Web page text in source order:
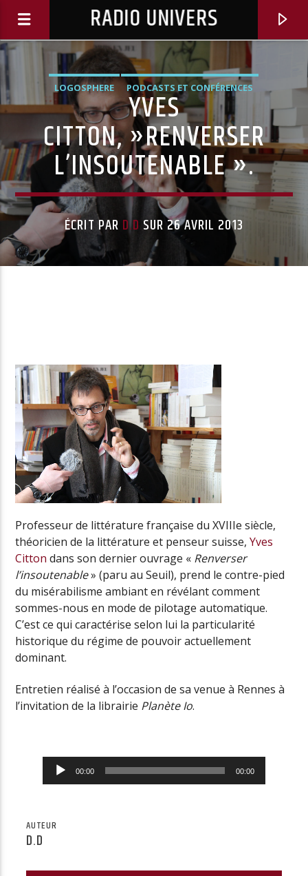
RADIO UNIVERS
Titre diffusé :
Radio Univers
LOGOSPHERE PODCASTS ET CONFÉRENCES
YVES
CITTON, »RENVERSER
L’INSOUTENABLE ».
ÉCRIT PAR D.D SUR 26 AVRIL 2013
Professeur de littérature française du XVIIIe siècle,
théoricien de la littérature et penseur suisse,Yves
Citton dans son dernier ouvrage « Renverser
l’insoutenable» (paru au Seuil), prend le contre-pied
du misérabilisme ambiant en révélant comment
sommes-nous en mode de pilotage automatique.
C’est ce qui caractérise selon lui la particularité
historique du régime de pouvoir actuellement
dominant.
Entretien réalisé à l’occasion de sa venue à Rennes à
l’invitation de la librairie Planète Io.
Lecteur
audio
00:00 00:00
AUTEUR
D.D